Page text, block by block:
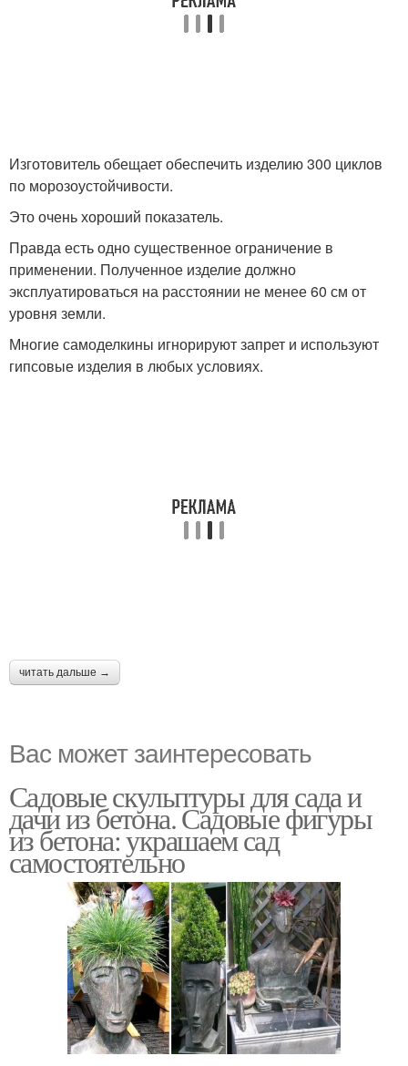
Изготовитель обещает обеспечить изделию 300 циклов
по морозоустойчивости.
Это очень хороший показатель.
Правда есть одно существенное ограничение в
применении. Полученное изделие должно
эксплуатироваться на расстоянии не менее 60 см от
уровня земли.
Многие самоделкины игнорируют запрет и используют
гипсовые изделия в любых условиях.
читать дальше →
Вас может заинтересовать
Садовые скульптуры для сада и
дачи из бетона. Садовые фигуры
из бетона: украшаем сад
самостоятельно